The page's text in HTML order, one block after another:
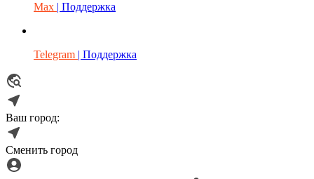
Max | Поддержка
Telegram | Поддержка
Ваш город:
Сменить город